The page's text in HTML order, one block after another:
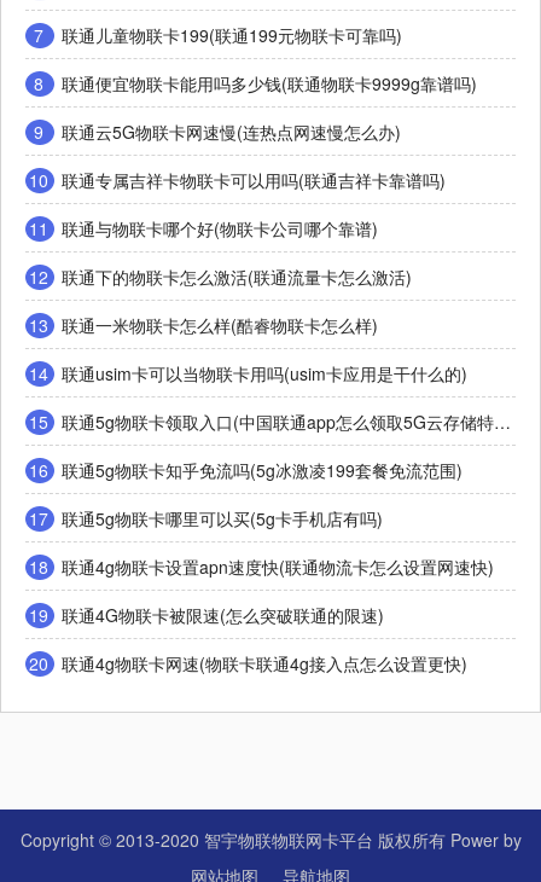
7
联通儿童物联卡199(联通199元物联卡可靠吗)
8
联通便宜物联卡能用吗多少钱(联通物联卡9999g靠谱吗)
9
联通云5G物联卡网速慢(连热点网速慢怎么办)
10 联通专属吉祥卡物联卡可以用吗(联通吉祥卡靠谱吗)
11
联通与物联卡哪个好(物联卡公司哪个靠谱)
12 联通下的物联卡怎么激活(联通流量卡怎么激活)
13 联通一米物联卡怎么样(酷睿物联卡怎么样)
14 联通usim卡可以当物联卡用吗(usim卡应用是干什么的)
15 联通5g物联卡领取入口(中国联通app怎么领取5G云存储特惠包)
16 联通5g物联卡知乎免流吗(5g冰激凌199套餐免流范围)
17 联通5g物联卡哪里可以买(5g卡手机店有吗)
18 联通4g物联卡设置apn速度快(联通物流卡怎么设置网速快)
19 联通4G物联卡被限速(怎么突破联通的限速)
20 联通4g物联卡网速(物联卡联通4g接入点怎么设置更快)
Copyright © 2013-2020 智宇物联物联网卡平台 版权所有 Power by
网站地图
导航地图